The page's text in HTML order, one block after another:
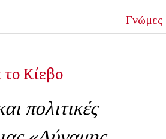
Γνώμες
Κίεβο
πολιτικές